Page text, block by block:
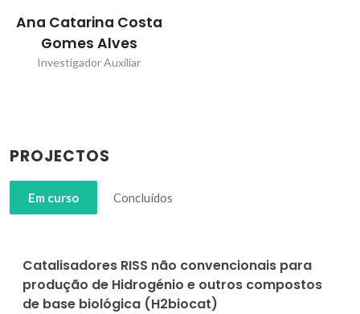
Ana Catarina Costa
Gomes Alves
Investigador Auxiliar
PROJECTOS
Em curso Concluídos
Catalisadores RISS não convencionais para
produção de Hidrogénio e outros compostos
de base biológica (H2biocat)